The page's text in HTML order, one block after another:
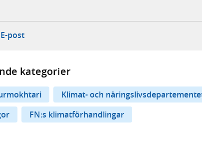
webbplats,webbplats,
i ny flik, extern webbplats,
E-post- öppnar din e-postklient,
kategorier
Klimat- och
FN:s klimatförhandlingar